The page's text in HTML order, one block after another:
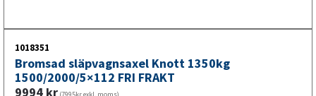
1018351
Bromsad släpvagnsaxel Knott 1350kg
1500/2000/5×112 FRI FRAKT
9994 kr (7995kr exkl. moms)